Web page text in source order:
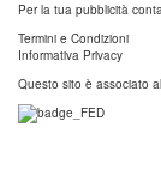
Per la tua pubblicità
Termini e Condizioni
Informativa Privacy
Questo sito è associato